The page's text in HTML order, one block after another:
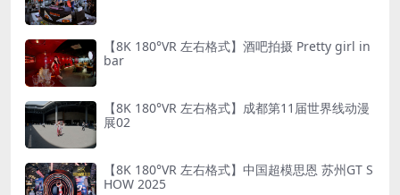
【8K 180°VR 左右格式】酒吧拍摄 Pretty girl in
bar
【8K 180°VR 左右格式】成都第11届世界线动漫
展02
【8K 180°VR 左右格式】中国超模思恩 苏州GT S
HOW 2025